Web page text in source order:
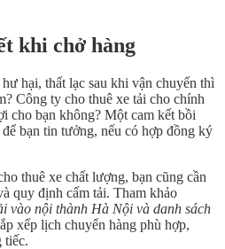
khi chở hàng
hại, thất lạc sau khi vận chuyển thì
Công ty cho thuê xe tải cho chính
cho bạn không? Một cam kết bồi
bạn tin tưởng, nếu có hợp đồng ký
thuê xe chất lượng, bạn cũng cần
quy định cấm tải. Tham khảo
vào nội thành Hà Nội và danh sách
xếp lịch chuyển hàng phù hợp,
tiếc.